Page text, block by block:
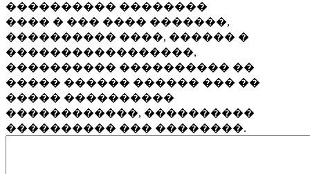
���������� ��������
���� � ��� ���� �������,
���������� ����, ������ �
�����������������,
���������� ���������� ��
����� ������ ������ ��� ��
����� ����������
������������, ����������
���������� ��� ��������.